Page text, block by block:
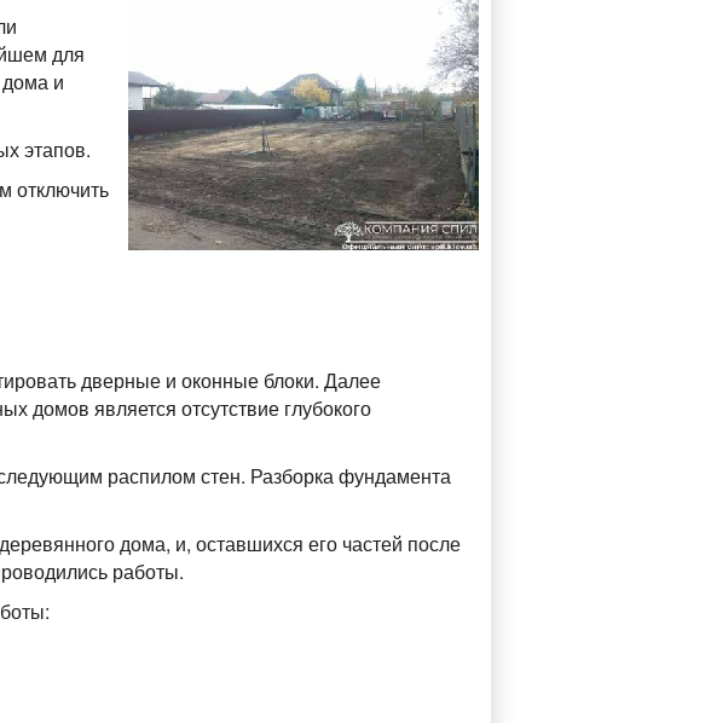
для
и
этапов.
отключить
дверные и оконные блоки. Далее
домов является отсутствие глубокого
распилом стен. Разборка фундамента
дома, и, оставшихся его частей после
работы.